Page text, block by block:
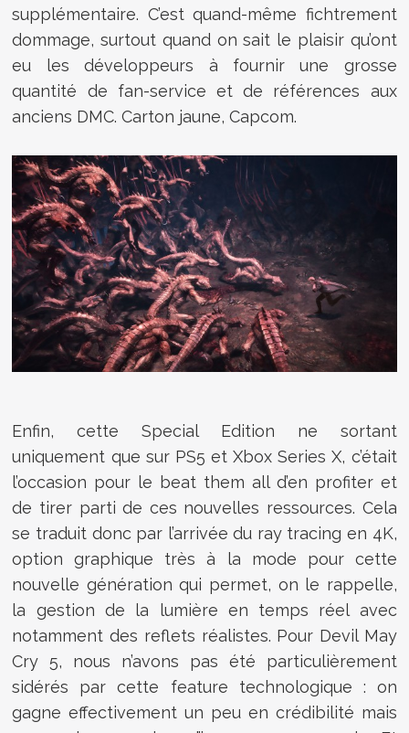
supplémentaire. C’est quand-même fichtrement
dommage, surtout quand on sait le plaisir qu’ont
eu les développeurs à fournir une grosse
quantité de fan-service et de références aux
anciens DMC. Carton jaune, Capcom.
Enfin, cette Special Edition ne sortant
uniquement que sur PS5 et Xbox Series X, c’était
l’occasion pour le beat them all d’en profiter et
de tirer parti de ces nouvelles ressources. Cela
se traduit donc par l’arrivée du ray tracing en 4K,
option graphique très à la mode pour cette
nouvelle génération qui permet, on le rappelle,
la gestion de la lumière en temps réel avec
notamment des reflets réalistes. Pour Devil May
Cry 5, nous n’avons pas été particulièrement
sidérés par cette feature technologique : on
gagne effectivement un peu en crédibilité mais